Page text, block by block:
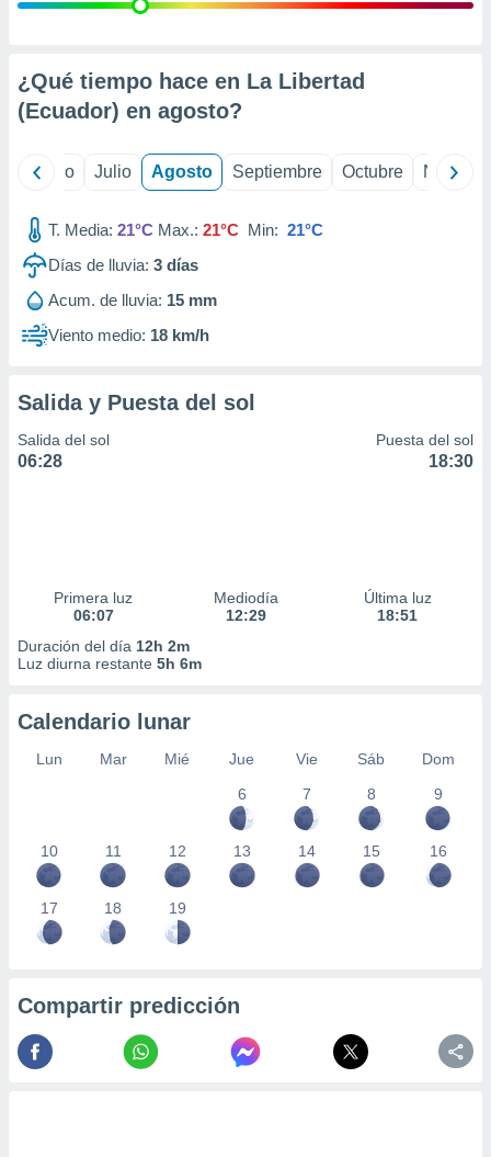
e
mediante
de
1199
¿Qué tiempo hace en La Libertad
(Ecuador) en agosto?
Junio Julio Agosto Septiembre Octubre
T. Media: 21°C Max.: 21°C Min: 21°C
Días de lluvia: 3 días
Acum. de lluvia: 15 mm
Viento medio: 18 km/h
Salida y Puesta del sol
Salida del sol
06:28
Puesta del sol
18:30
Primera luz
06:07
Mediodía
12:29
Última luz
18:51
Duración del día 12h 2m
Luz diurna restante 5h 6m
Calendario lunar
Lun Mar Mié Jue Vie Sáb
Dom
6
7 8 9
10 11 12 13 14 15 16
17 18 19
Compartir predicción